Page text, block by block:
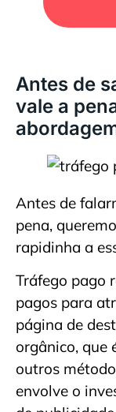
Antes de
vale a
Antes de
pena,
rapidinha a
Tráfego pago
pagos para
página de
orgânico, que
outros
envolve o